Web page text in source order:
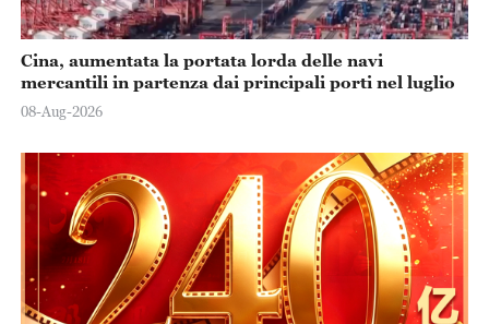
Cina, aumentata la portata lorda delle navi
mercantili in partenza dai principali porti nel luglio
08-Aug-2026